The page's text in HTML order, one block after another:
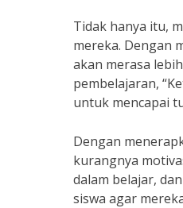
Tidak hanya itu,
mereka. Dengan
akan merasa
pembelajaran,
untuk mencapai
Dengan
kurangnya
dalam belajar,
siswa agar